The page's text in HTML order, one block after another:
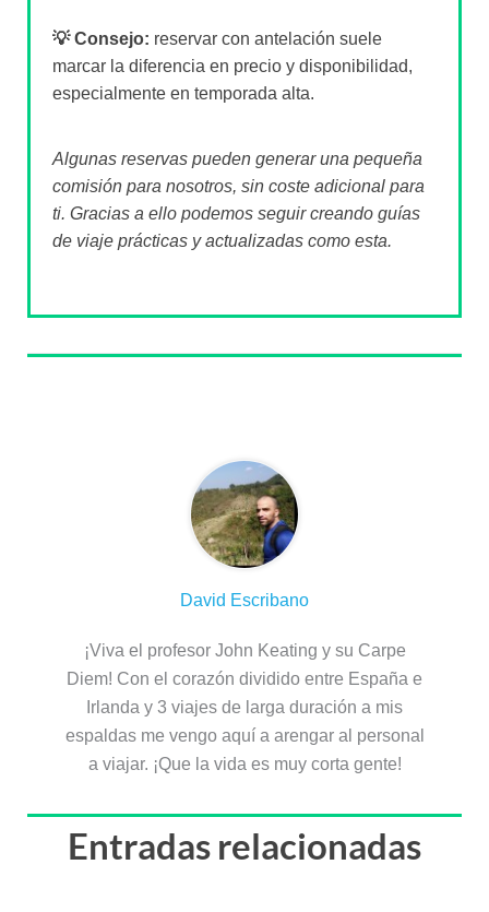
💡 Consejo: reservar con antelación suele
marcar la diferencia en precio y disponibilidad,
especialmente en temporada alta.
Algunas reservas pueden generar una pequeña
comisión para nosotros, sin coste adicional para
ti. Gracias a ello podemos seguir creando guías
de viaje prácticas y actualizadas como esta.
David Escribano
¡Viva el profesor John Keating y su Carpe
Diem! Con el corazón dividido entre España e
Irlanda y 3 viajes de larga duración a mis
espaldas me vengo aquí a arengar al personal
a viajar. ¡Que la vida es muy corta gente!
Entradas relacionadas